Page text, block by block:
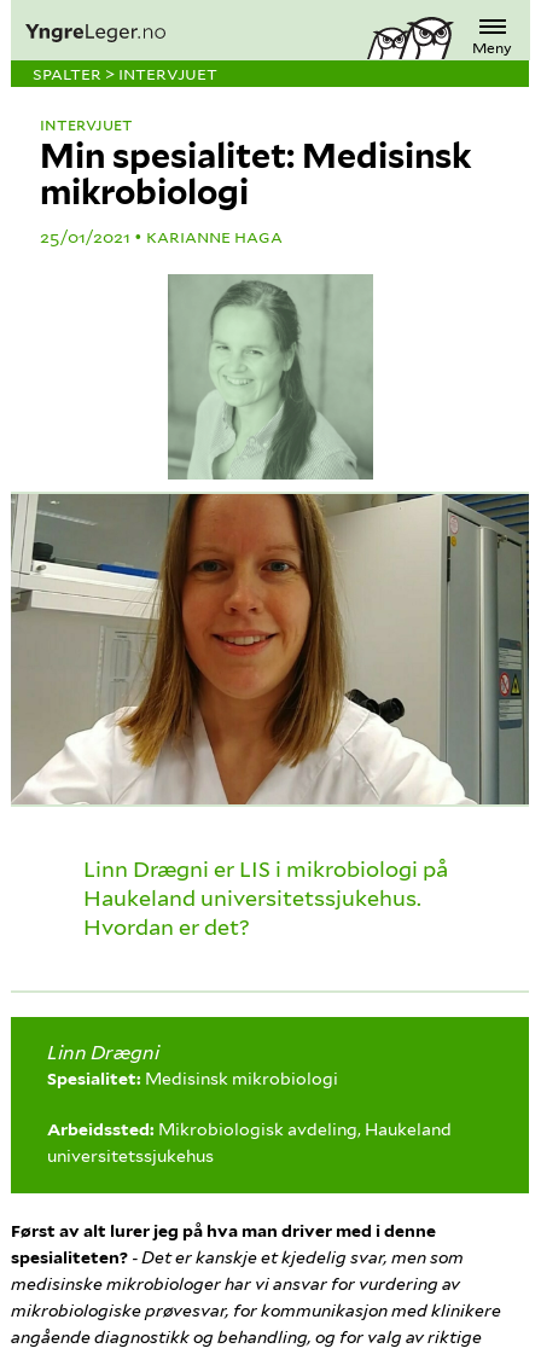
Meny
SPALTER > INTERVJUET
Min spesialitet: Medisinsk
mikrobiologi
INTERVJUET
25/01/2021 KARIANNE HAGA
Linn Drægni er LIS i mikrobiologi på
Haukeland universitetssjukehus.
Hvordan er det?
Linn Drægni
Spesialitet: Medisinsk mikrobiologi
Arbeidssted: Mikrobiologisk avdeling, Haukeland
universitetssjukehus
Først av alt lurer jeg på hva man driver med i denne
spesialiteten? - Det er kanskje et kjedelig svar, men som
medisinske mikrobiologer har vi ansvar for vurdering av
mikrobiologiske prøvesvar, for kommunikasjon med klinikere
angående diagnostikk og behandling, og for valg av riktige